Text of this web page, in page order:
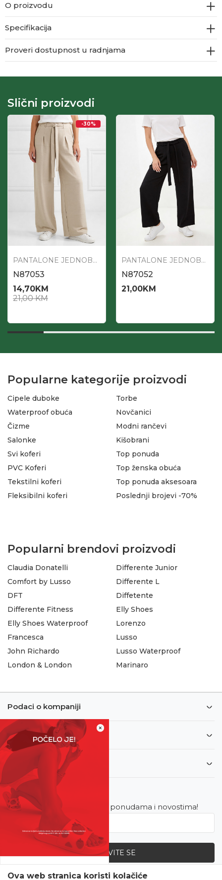
×
SVE UPOLA CIJENE!
O proizvodu
Specifikacija
Proveri dostupnost u radnjama
Slični proizvodi
-30%
PANTALONE JEDNOBOJNE
N87053
14,70KM
21,00KM
PANTALONE JEDNOBOJNE
N87052
21,00KM
Popularne kategorije proizvodi
Cipele duboke
Waterproof obuća
Čizme
Salonke
Torbe
Novčanici
Modni rančevi
Kišobrani
Svi koferi
PVC Koferi
Tekstilni koferi
Fleksibilni koferi
Top ponuda
Top ženska obuća
Top ponuda aksesoara
Poslednji brojevi -70%
Popularni brendovi proizvodi
Claudia Donatelli
Comfort by Lusso
DFT
Differente Fitness
Differente Junior
Differente L
Diffetente
Elly Shoes
Elly Shoes Waterproof
Francesca
John Richardo
London & London
Lorenzo
Lusso
Lusso Waterproof
Marinaro
Podaci o kompaniji
Informacije
Korisnički servis
Newsletter
Budite u toku sa najnovijim ponudama i novostima!
PRIJAVITE SE
Ova web stranica koristi kolačiće